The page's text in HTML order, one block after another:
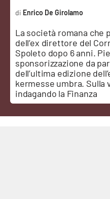
Editoriali
VIDEO
Ambiente
Cronaca
La società romana
dell’ex direttore del
Spoleto dopo 6 anni.
sponsorizzazione da
dell’ultima edizione
kermesse umbra. Sulla
indagando la Finanza
Enrico De Girolamo